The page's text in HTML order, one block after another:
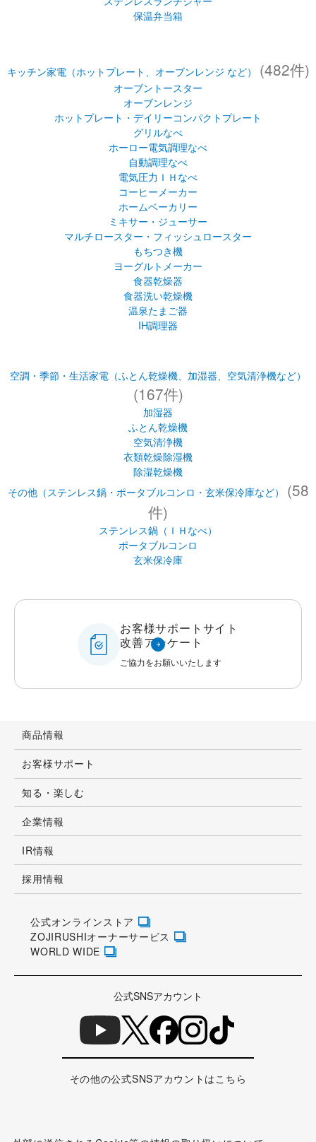
保温弁当箱
キッチン家電（ホットプレート、オーブンレンジ など） (482件)
オーブントースター
オーブンレンジ
ホットプレート・デイリーコンパクトプレート
グリルなべ
ホーロー電気調理なべ
自動調理なべ
電気圧力ＩＨなべ
コーヒーメーカー
ホームベーカリー
ミキサー・ジューサー
マルチロースター・フィッシュロースター
もちつき機
ヨーグルトメーカー
食器乾燥器
食器洗い乾燥機
温泉たまご器
IH調理器
空調・季節・生活家電（ふとん乾燥機、加湿器、空気清浄機など）
(167件)
加湿器
ふとん乾燥機
空気清浄機
衣類乾燥除湿機
除湿乾燥機
その他（ステンレス鍋・ポータブルコンロ・玄米保冷庫など）
(58
件)
ステンレス鍋（ＩＨなべ）
ポータブルコンロ
玄米保冷庫
お客様サポートサイト
改善アンケート
ご協力をお願いいたします
商品情報
お客様サポート
知る・楽しむ
企業情報
IR情報
採用情報
公式オンラインストア
ZOJIRUSHIオーナーサービス
WORLD WIDE
公式SNSアカウント
その他の公式SNSアカウントはこちら